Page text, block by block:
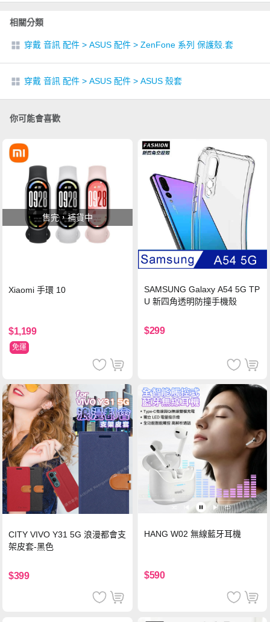
相關分類
穿戴 音訊 配件 > ASUS 配件 > ZenFone 系列 保護殼.套
穿戴 音訊 配件 > ASUS 配件 > ASUS 殼套
你可能會喜歡
售完，補貨中
Xiaomi 手環 10
$1,199
免運
SAMSUNG Galaxy A54 5G TP
U 新四角透明防撞手機殼
$299
CITY VIVO Y31 5G 浪漫都會支
架皮套-黑色
$399
HANG W02 無線藍牙耳機
$590